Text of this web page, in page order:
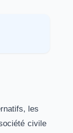
les
civile